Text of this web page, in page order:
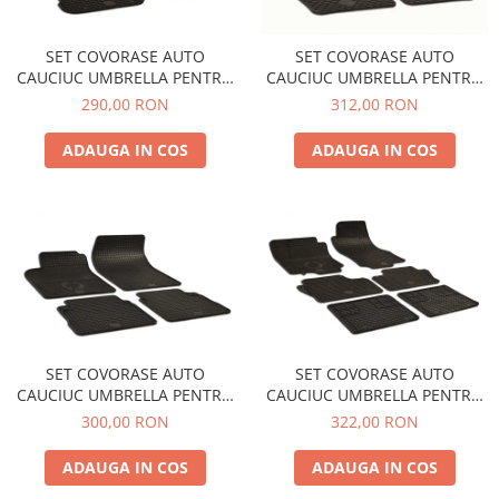
SET COVORASE AUTO
CAUCIUC UMBRELLA PENTRU
VW GOLF IV (1997-2006) BORA
(1998-2010)
290,00 RON
ADAUGA IN COS
SET COVORASE AUTO
CAUCIUC UMBRELLA PENTRU
BMW 3er (F30/F31) (2012-
HYBRID) (2019-) 4er
(F32/F33/F36) (2013-2020) 4er
312,00 RON
ADAUGA IN COS
SET COVORASE AUTO
CAUCIUC UMBRELLA PENTRU
OPEL VECTRA C (2002-2008)
300,00 RON
ADAUGA IN COS
SET COVORASE AUTO
CAUCIUC UMBRELLA PENTRU
OPEL ZAFIRA B (2005-2010) - 6
322,00 RON
ADAUGA IN COS